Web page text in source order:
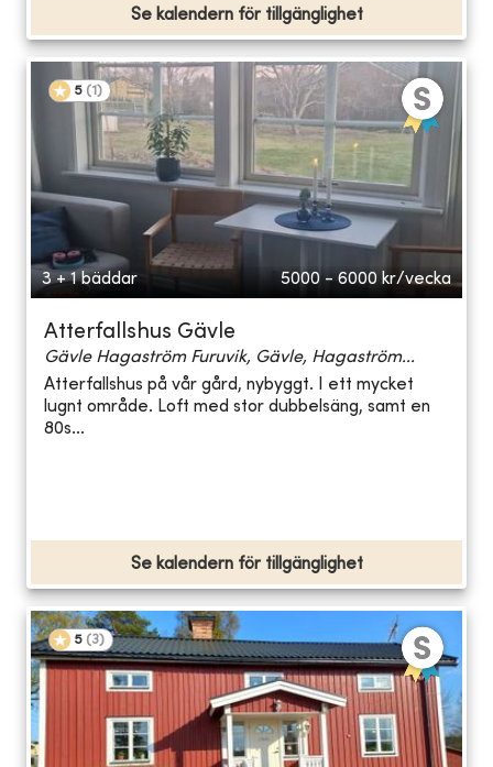
Se kalendern för tillgänglighet
5 (1 )
3 + 1 bäddar 5000 - 6000 kr/vecka
Atterfallshus Gävle
Gävle Hagaström Furuvik, Gävle, Hagaström...
Atterfallshus på vår gård, nybyggt. I ett mycket
lugnt område. Loft med stor dubbelsäng, samt en
80s...
Se kalendern för tillgänglighet
5 (3)